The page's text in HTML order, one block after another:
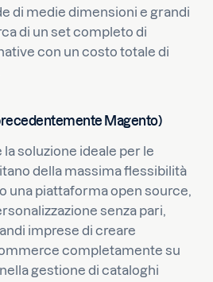
di medie dimensioni e grandi
di un set completo di
con un costo totale di
Magento)
soluzione ideale per le
della massima flessibilità
una piattaforma open source,
senza pari,
imprese di creare
completamente su
gestione di cataloghi